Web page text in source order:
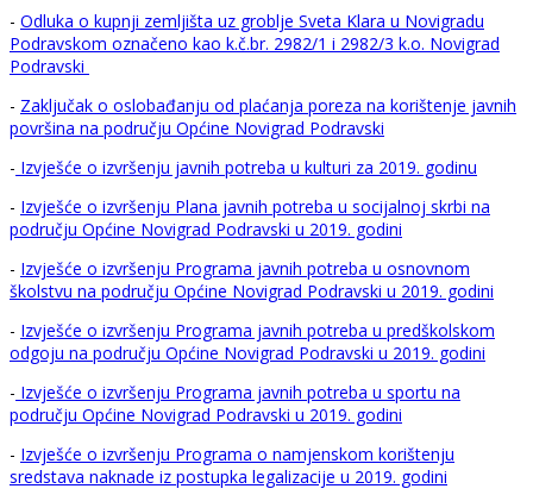
- Odluka o kupnji zemljišta uz groblje Sveta Klara u Novigradu
Podravskom označeno kao k.č.br. 2982/1 i 2982/3 k.o. Novigrad
Podravski
- Zaključak o oslobađanju od plaćanja poreza na korištenje javnih
površina na području Općine Novigrad Podravski
- Izvješće o izvršenju javnih potreba u kulturi za 2019. godinu
- Izvješće o izvršenju Plana javnih potreba u socijalnoj skrbi na
području Općine Novigrad Podravski u 2019. godini
- Izvješće o izvršenju Programa javnih potreba u osnovnom
školstvu na području Općine Novigrad Podravski u 2019. godini
- Izvješće o izvršenju Programa javnih potreba u predškolskom
odgoju na području Općine Novigrad Podravski u 2019. godini
- Izvješće o izvršenju Programa javnih potreba u sportu na
području Općine Novigrad Podravski u 2019. godini
- Izvješće o izvršenju Programa o namjenskom korištenju
sredstava naknade iz postupka legalizacije u 2019. godini